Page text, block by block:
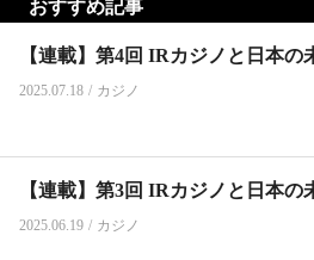
おすすめ記事
【連載】第4回 IRカジノと日本の
2025.07.18 / カジノ
【連載】第3回 IRカジノと日本の
2025.06.19 / カジノ